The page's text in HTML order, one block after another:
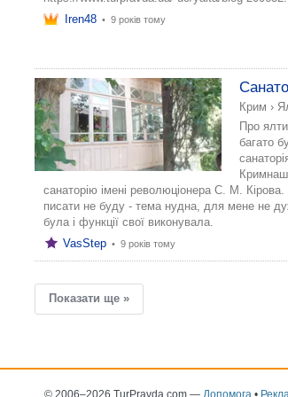
Iren48• 9 років тому
Крим ›
Про
багато
санаторію імені революціонера С. М. Кірова.
писати не буду - тема нудна, для мене не
була і функції свої виконувала.
VasStep• 9 років тому
Показати ще »
© 2006–2026 TurPravda.com — Допомога •